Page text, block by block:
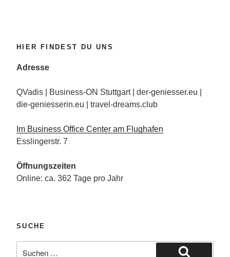
HIER FINDEST DU UNS
Adresse
QVadis | Business-ON Stuttgart | der-geniesser.eu |
die-geniesserin.eu | travel-dreams.club
Im Business Office Center am Flughafen
Esslingerstr. 7
Öffnungszeiten
Online: ca. 362 Tage pro Jahr
SUCHE